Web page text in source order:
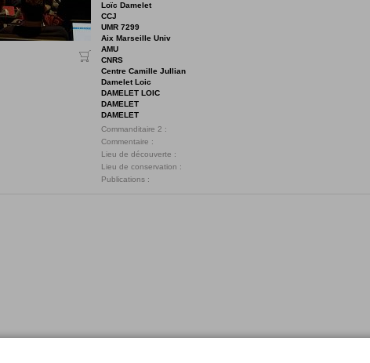
Loïc Damelet
CCJ
UMR 7299
Aix Marseille Univ
AMU
CNRS
Centre Camille Jullian
Damelet Loic
DAMELET LOIC
DAMELET
DAMELET
Commanditaire 2 :
Commentaire :
Lieu de découverte :
Lieu de conservation :
Publications :